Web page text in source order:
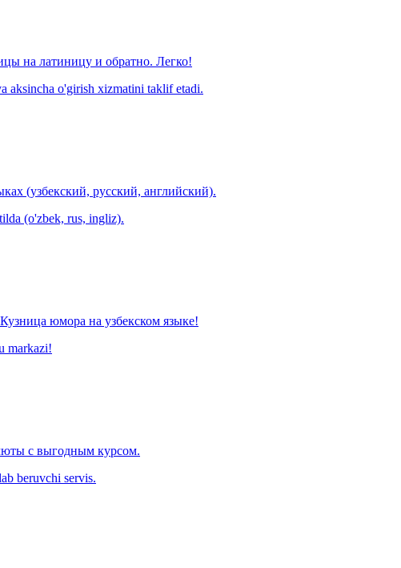
на латиницу и обратно. Легко!
o'girish xizmatini taklif etadi.
(узбекский, русский, английский).
(o'zbek, rus, ingliz).
юмора на узбекском языке!
markazi!
с выгодным курсом.
beruvchi servis.